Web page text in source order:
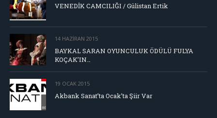
VENEDİK CAMCILIĞI / Gülistan Ertik
14 HAZIRAN 2015
BAYKAL SARAN OYUNCULUK ÖDÜLÜ FULYA
KOÇAK’IN…
19 OCAK 2015
Akbank Sanat’ta Ocak’ta Şiir Var